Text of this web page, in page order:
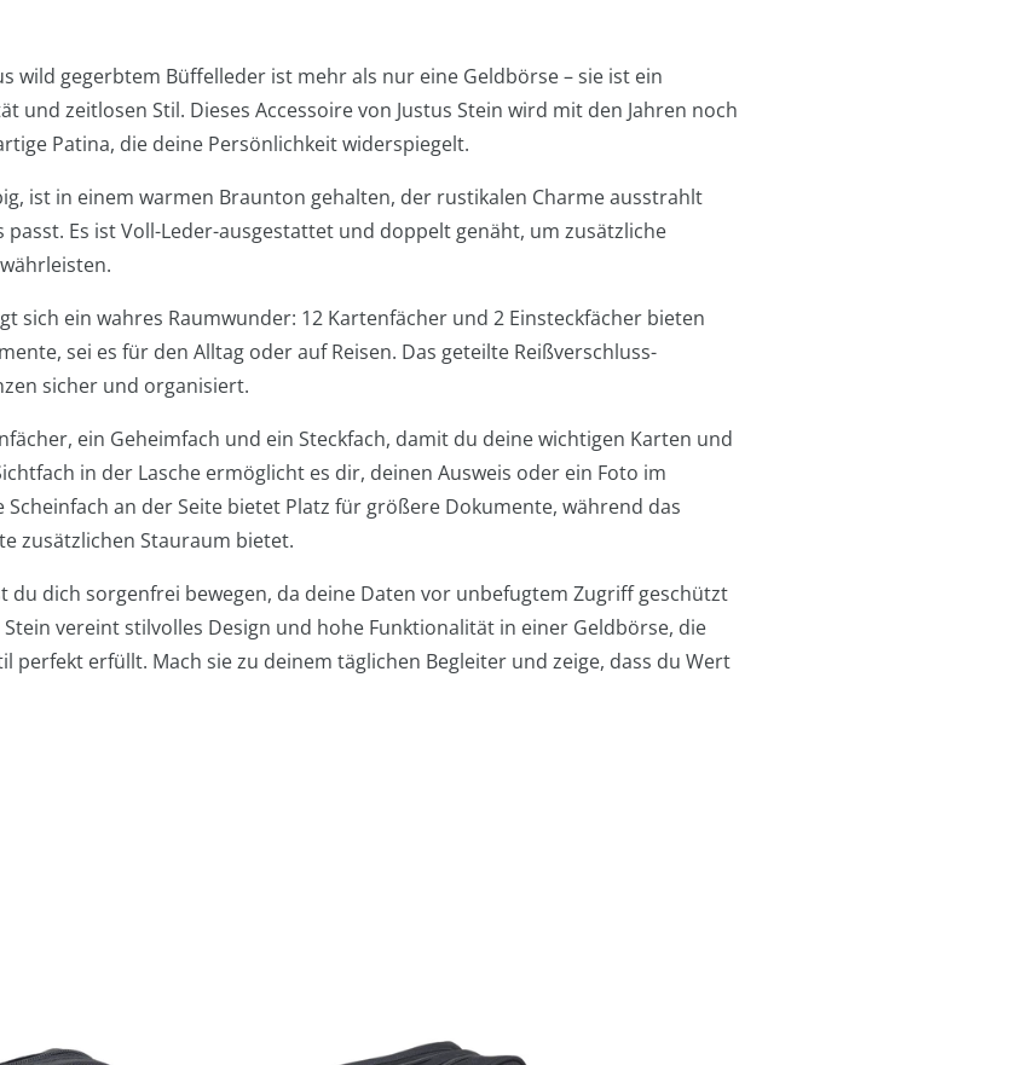
wild gegerbtem Büffelleder ist mehr als nur eine Geldbörse – sie ist ein
und zeitlosen Stil. Dieses Accessoire von Justus Stein wird mit den Jahren noch
Patina, die deine Persönlichkeit widerspiegelt.
ist in einem warmen Braunton gehalten, der rustikalen Charme ausstrahlt
Es ist Voll-Leder-ausgestattet und doppelt genäht, um zusätzliche
sich ein wahres Raumwunder: 12 Kartenfächer und 2 Einsteckfächer bieten
sei es für den Alltag oder auf Reisen. Das geteilte Reißverschluss-
sicher und organisiert.
ein Geheimfach und ein Steckfach, damit du deine wichtigen Karten und
in der Lasche ermöglicht es dir, deinen Ausweis oder ein Foto im
an der Seite bietet Platz für größere Dokumente, während das
zusätzlichen Stauraum bietet.
du dich sorgenfrei bewegen, da deine Daten vor unbefugtem Zugriff geschützt
vereint stilvolles Design und hohe Funktionalität in einer Geldbörse, die
perfekt erfüllt. Mach sie zu deinem täglichen Begleiter und zeige, dass du Wert